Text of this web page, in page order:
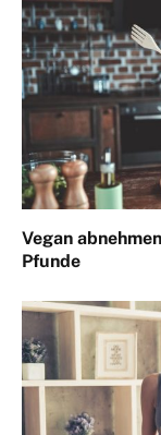
Vegan
Pfunde